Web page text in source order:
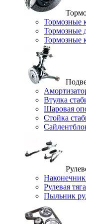
Тормозные
Тормозные
Тормозные
Втулка
Шаровая
Стойка
Наконечник
Рулевая тяга
Пыльник